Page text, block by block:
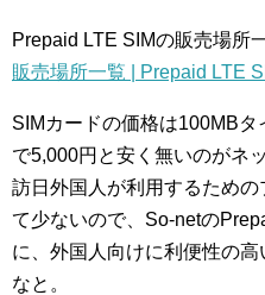
Prepaid LTE SIMの販売場所
販売場所一覧 | Prepaid LTE
SIMカードの価格は100MB
で5,000円と安く無いのがネ
訪日外国人が利用するため
て少ないので、So-netの
に、外国人向けに利便性の
なと。